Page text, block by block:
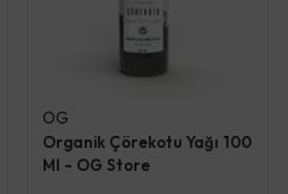
OG
Organik Çörekotu Yağı 100
Ml - OG Store